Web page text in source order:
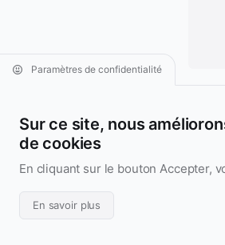
Aridarum
Design & Code UI/UX
Paramètres de confidentialité
Sur ce site, nous
de cookies
En cliquant sur le bouton Accepter,
En savoir plus